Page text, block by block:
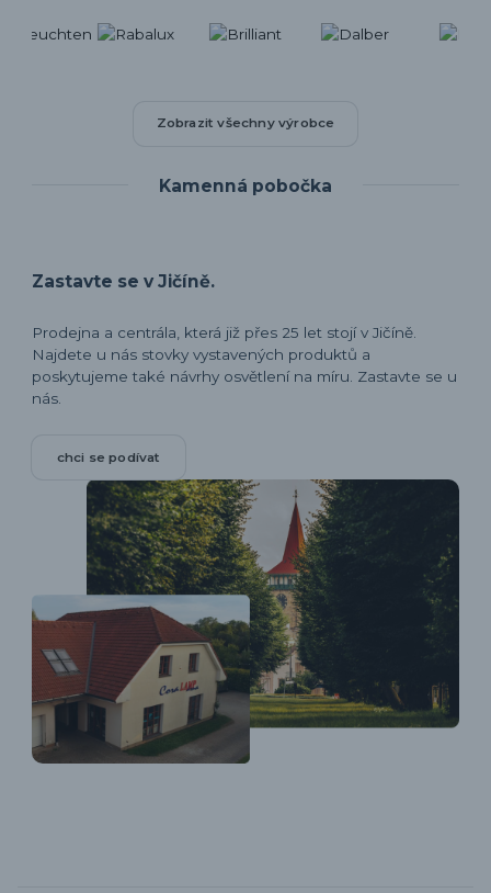
Zobrazit všechny výrobce
Kamenná pobočka
Zastavte se v Jičíně.
Prodejna a centrála, která již přes 25 let stojí v Jičíně.
Najdete u nás stovky vystavených produktů a
poskytujeme také návrhy osvětlení na míru. Zastavte se u
nás.
chci se podívat